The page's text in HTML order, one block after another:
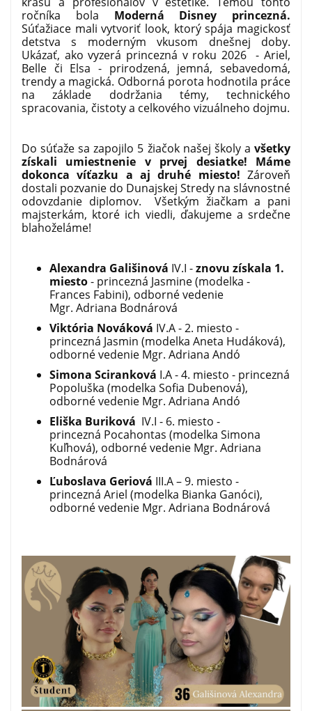
ročníka bola Moderná Disney princezná.
Súťažiace mali vytvoriť look, ktorý spája magickosť
detstva s moderným vkusom dnešnej doby.
Ukázať, ako vyzerá princezná v roku 2026 - Ariel,
Belle či Elsa - prirodzená, jemná, sebavedomá,
trendy a magická. Odborná porota hodnotila práce
na základe dodržania témy, technického
spracovania, čistoty a celkového vizuálneho dojmu.
Do súťaže sa zapojilo 5 žiačok našej školy a všetky
získali umiestnenie v prvej desiatke! Máme
dokonca víťazku a aj druhé miesto! Zároveň
dostali pozvanie do Dunajskej Stredy na slávnostné
odovzdanie diplomov. Všetkým žiačkam a pani
majsterkám, ktoré ich viedli, ďakujeme a srdečne
blahoželáme!
Alexandra Gališinová IV.I -znovu získala 1.
miesto- princezná Jasmine (modelka -
Frances Fabini), odborné vedenie
Mgr. Adriana Bodnárová
Viktória Nováková IV.A - 2. miesto -
princezná Jasmin (modelka Aneta Hudáková),
odborné vedenie Mgr. Adriana Andó
Simona Sciranková I.A - 4. miesto - princezná
Popoluška (modelka Sofia Dubenová),
odborné vedenie Mgr. Adriana Andó
Eliška Buriková IV.I - 6. miesto -
princezná Pocahontas (modelka Simona
Kuľhová), odborné vedenie Mgr. Adriana
Bodnárová
Ľuboslava Geriová III.A – 9. miesto -
princezná Ariel (modelka Bianka Ganóci),
odborné vedenie Mgr. Adriana Bodnárová